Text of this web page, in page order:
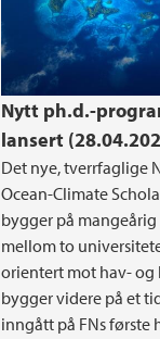
Nytt ph.d.-
lansert
Det nye, tverrfaglige
Ocean-Climate
bygger på mangeårig
mellom to
orientert mot hav-
bygger videre på et
inngått på FNs første